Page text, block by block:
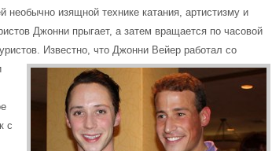
изящной технике катания, артистизму и
Джонни прыгает, а затем вращается по часовой
Известно, что Джонни Вейер работал со
с